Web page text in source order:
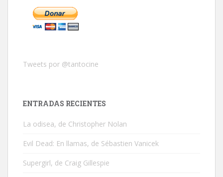
Tweets por @tantocine
ENTRADAS RECIENTES
La odisea, de Christopher Nolan
Evil Dead: En llamas, de Sébastien Vanicek
Supergirl, de Craig Gillespie